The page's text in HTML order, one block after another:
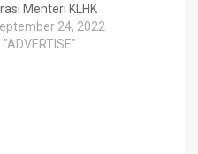
Menteri KLHK
24, 2022
"ADVERTISE"